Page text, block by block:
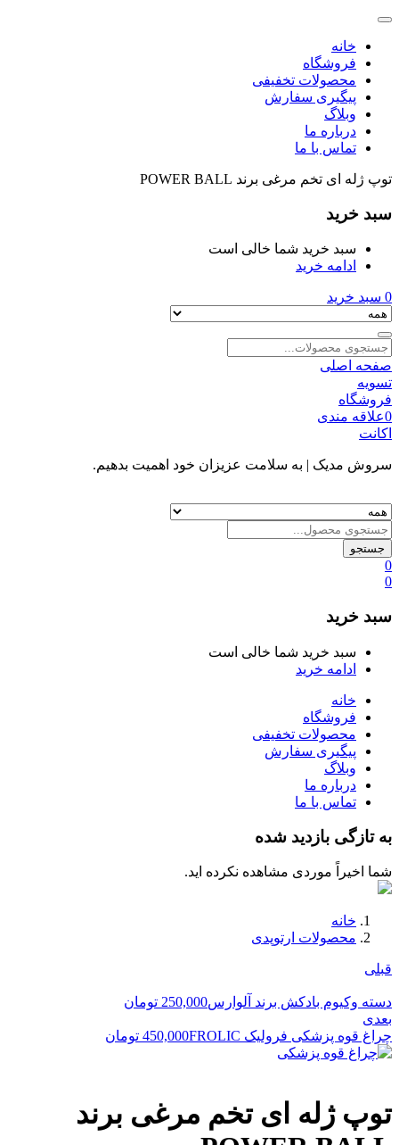
خانه
فروشگاه
محصولات تخفیفی
پیگیری سفارش
وبلاگ
درباره ما
تماس با ما
توپ ژله ای تخم مرغی برند POWER BALL
سبد خرید
سبد خرید شما خالی است
ادامه خرید
0 سبد خرید
صفحه اصلی
تسویه
فروشگاه
0علاقه مندی
اکانت
سروش مدیک | به سلامت عزیزان خود اهمیت بدهیم.
جستجو
0
0
سبد خرید
سبد خرید شما خالی است
ادامه خرید
خانه
فروشگاه
محصولات تخفیفی
پیگیری سفارش
وبلاگ
درباره ما
تماس با ما
به تازگی بازدید شده
شما اخیراً موردی مشاهده نکرده اید.
خانه
محصولات ارتوپدی
قبلی
دسته وکیوم بادکش برند آلوارس250,000 تومان
بعدی
چراغ قوه پزشکی فرولیک FROLIC
450,000 تومان
توپ ژله ای تخم مرغی برند